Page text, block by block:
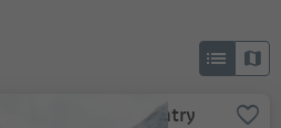
Hochjoch cross-country